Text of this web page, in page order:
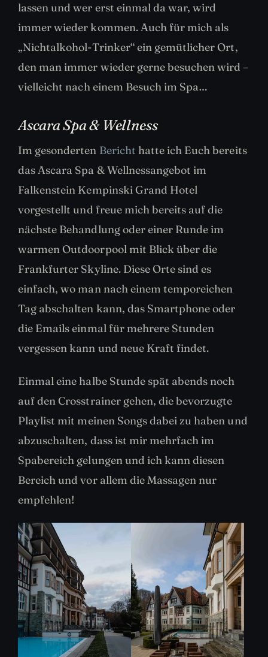
lassen und wer erst einmal da war, wird
immer wieder kommen. Auch für mich als
„Nichtalkohol-Trinker“ ein gemütlicher Ort,
den man immer wieder gerne besuchen wird –
vielleicht nach einem Besuch im Spa…
Ascara Spa & Wellness
Im gesonderten Bericht hatte ich Euch bereits
das Ascara Spa & Wellnessangebot im
Falkenstein Kempinski Grand Hotel
vorgestellt und freue mich bereits auf die
nächste Behandlung oder einer Runde im
warmen Outdoorpool mit Blick über die
Frankfurter Skyline. Diese Orte sind es
einfach, wo man nach einem temporeichen
Tag abschalten kann, das Smartphone oder
die Emails einmal für mehrere Stunden
vergessen kann und neue Kraft findet.
Einmal eine halbe Stunde spät abends noch
auf den Crosstrainer gehen, die bevorzugte
Playlist mit meinen Songs dabei zu haben und
abzuschalten, dass ist mir mehrfach im
Spabereich gelungen und ich kann diesen
Bereich und vor allem die Massagen nur
empfehlen!